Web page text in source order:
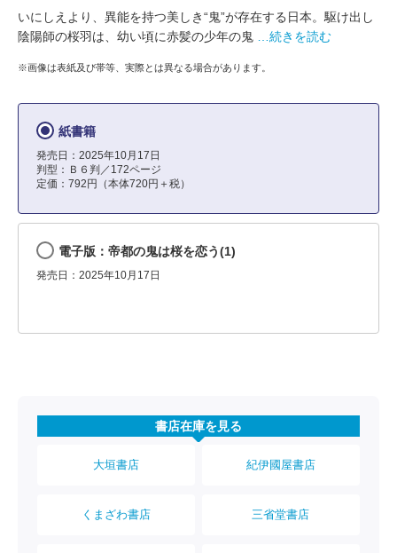
いにしえより、異能を持つ美しき“鬼”が存在する日本。駆け出し
陰陽師の桜羽は、幼い頃に赤髪の少年の鬼
…続きを読む
※画像は表紙及び帯等、実際とは異なる場合があります。
紙書籍
発売日：2025年10月17日
判型：Ｂ６判／172ページ
定価：792円（本体720円＋税）
電子版：帝都の鬼は桜を恋う(1)
発売日：2025年10月17日
書店在庫を見る
大垣書店 紀伊國屋書店
くまざわ書店 三省堂書店